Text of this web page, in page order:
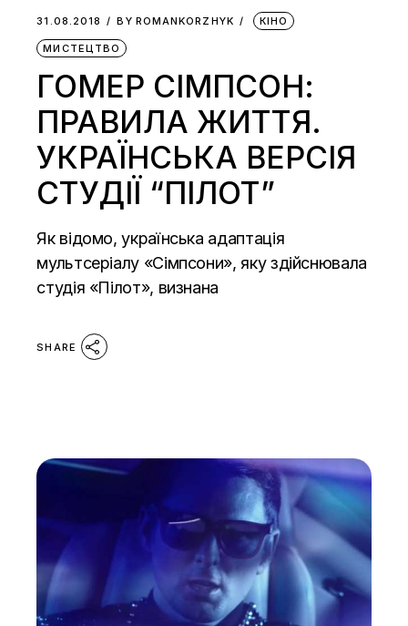
31.08.2018 BY ROMANKORZHYK КІНО
МИСТЕЦТВО
ГОМЕР СІМПСОН:
ПРАВИЛА ЖИТТЯ.
УКРАЇНСЬКА ВЕРСІЯ
СТУДІЇ “ПІЛОТ”
Як відомо, українська адаптація
мультсеріалу «Сімпсони», яку здійснювала
студія «Пілот», визнана
SHARE